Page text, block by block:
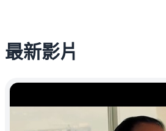
最新影片